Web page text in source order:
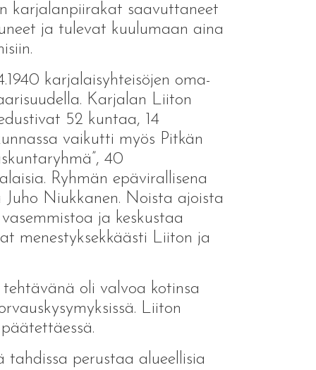
karjalanpiirakat saavuttaneet
ja tulevat kuulumaan aina
karjalaisyhteisöjen oma-
Karjalan Liiton
52 kuntaa, 14
vaikutti myös Pitkän
40
Ryhmän epävirallisena
Niukkanen. Noista ajoista
ja keskustaa
menestyksekkäästi Liiton ja
oli valvoa kotinsa
Liiton
perustaa alueellisia